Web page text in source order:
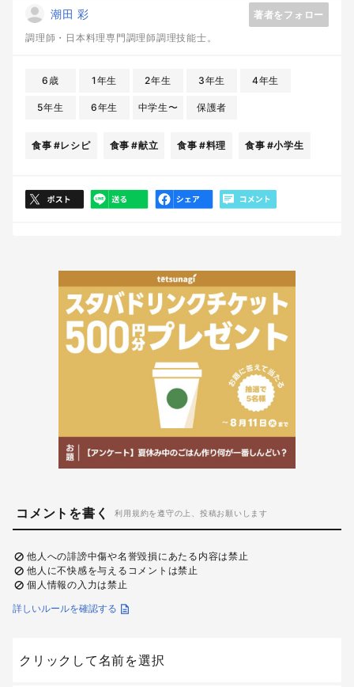
潮田 彩
著者をフォロー
調理師・日本料理専門調理師調理技能士。
6歳 1年生 2年生 3年生 4年生
5年生 6年生 中学生〜 保護者
食事 #レシピ 食事 #献立 食事 #料理 食事 #小学生
コメントを書く 利用規約を遵守の上、投稿お願いします
他人への誹謗中傷や名誉毀損にあたる内容は禁止
他人に不快感を与えるコメントは禁止
個人情報の入力は禁止
詳しいルールを確認する
クリックして名前を選択